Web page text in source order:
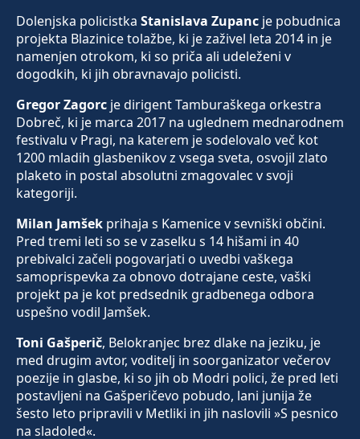
Dolenjska policistka Stanislava Zupanc je pobudnica
projekta Blazinice tolažbe, ki je zaživel leta 2014 in je
namenjen otrokom, ki so priča ali udeleženi v
dogodkih, ki jih obravnavajo policisti.
Gregor Zagorc je dirigent Tamburaškega orkestra
Dobreč, ki je marca 2017 na uglednem mednarodnem
festivalu v Pragi, na katerem je sodelovalo več kot
1200 mladih glasbenikov z vsega sveta, osvojil zlato
plaketo in postal absolutni zmagovalec v svoji
kategoriji.
Milan Jamšek prihaja s Kamenice v sevniški občini.
Pred tremi leti so se v zaselku s 14 hišami in 40
prebivalci začeli pogovarjati o uvedbi vaškega
samoprispevka za obnovo dotrajane ceste, vaški
projekt pa je kot predsednik gradbenega odbora
uspešno vodil Jamšek.
Toni Gašperič, Belokranjec brez dlake na jeziku, je
med drugim avtor, voditelj in soorganizator večerov
poezije in glasbe, ki so jih ob Modri polici, že pred leti
postavljeni na Gašperičevo pobudo, lani junija že
šesto leto pripravili v Metliki in jih naslovili »S pesnico
na sladoled«.